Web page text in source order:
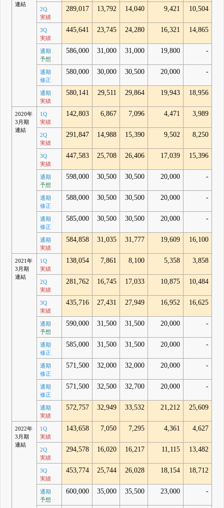
連結
2Q
実績
289,017 13,792 14,040 9,421 10,504
3Q
実績
445,641 23,745 24,280 16,321 14,865
通期
予想
586,000 31,000 31,000 19,800 -
通期
修正
580,000 30,000 30,500 20,000 -
通期
実績
580,141 29,511 29,864 19,943 18,956
2020年
3月期
連結
1Q
実績
142,803 6,867 7,096 4,471 3,989
2Q
実績
291,847 14,988 15,390 9,502 8,250
3Q
実績
447,583 25,708 26,406 17,039 15,396
通期
予想
598,000 30,500 30,500 20,000 -
通期
修正
588,000 30,500 30,500 20,000 -
通期
修正
585,000 30,500 30,500 20,000 -
通期
実績
584,858 31,035 31,777 19,609 16,100
2021年
3月期
連結
1Q
実績
138,054 7,861 8,100 5,358 3,858
2Q
実績
281,762 16,745 17,033 10,875 10,484
3Q
実績
435,716 27,431 27,949 16,952 16,625
通期
予想
590,000 31,500 31,500 20,000 -
通期
修正
585,000 31,500 31,500 20,000 -
通期
修正
571,500 32,000 32,000 20,000 -
通期
修正
571,500 32,500 32,700 20,000 -
通期
実績
572,757 32,949 33,532 21,212 25,609
2022年
3月期
連結
1Q
実績
143,658 7,050 7,295 4,361 4,627
2Q
実績
294,578 16,020 16,217 11,115 13,482
3Q
実績
453,774 25,744 26,028 18,154 18,712
通期
予想
600,000 35,000 35,500 23,000 -